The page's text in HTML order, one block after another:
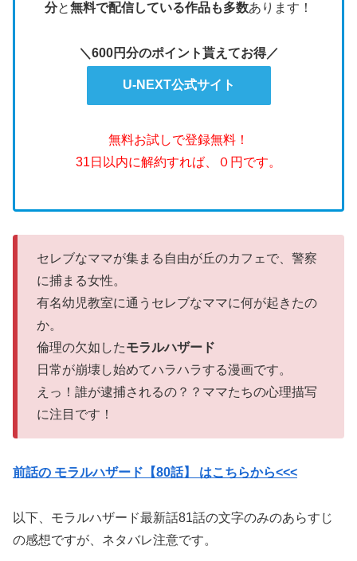
分と無料で配信している作品も多数あります！
＼600円分のポイント貰えてお得／
U-NEXT公式サイト
無料お試しで登録無料！
31日以内に解約すれば、０円です。
セレブなママが集まる自由が丘のカフェで、警察
に捕まる女性。
有名幼児教室に通うセレブなママに何が起きたの
か。
倫理の欠如したモラルハザード
日常が崩壊し始めてハラハラする漫画です。
えっ！誰が逮捕されるの？？ママたちの心理描写
に注目です！
前話の モラルハザード【80話】 はこちらから<<<
以下、モラルハザード最新話81話の文字のみのあらすじ
の感想ですが、ネタバレ注意です。